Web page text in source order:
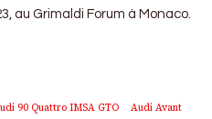
au Grimaldi Forum à Monaco.
90 Quattro IMSA GTO
Audi Avant